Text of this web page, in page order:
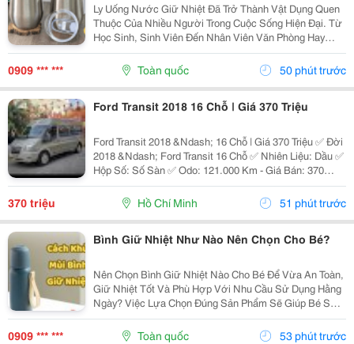
Ly Uống Nước Giữ Nhiệt Đã Trở Thành Vật Dụng Quen
Thuộc Của Nhiều Người Trong Cuộc Sống Hiện Đại. Từ
Học Sinh, Sinh Viên Đến Nhân Viên Văn Phòng Hay
Người Thường Xuyên Di Chuyển Đều Có Thể Sử Dụng
Để Mang Theo Đồ Uống Yêu Thích. Vậy Điều Gì Khiến
0909 *** *** Toàn quốc 50 phút trước
Ford Transit 2018 16 Chỗ | Giá 370 Triệu
Ford Transit 2018 &Ndash; 16 Chỗ | Giá 370 Triệu ✅ Đời
2018 &Ndash; Ford Transit 16 Chỗ ✅ Nhiên Liệu: Dầu ✅
Hộp Số: Số Sàn ✅ Odo: 121.000 Km - Giá Bán: 370
Triệu - Xem Xe: 76/45/14 Đường 19, P. Linh Chiểu, Tp.
370 triệu Hồ Chí Minh 51 phút trước
Bình Giữ Nhiệt Như Nào Nên Chọn Cho Bé?
Nên Chọn Bình Giữ Nhiệt Nào Cho Bé Để Vừa An Toàn,
Giữ Nhiệt Tốt Và Phù Hợp Với Nhu Cầu Sử Dụng Hằng
Ngày? Việc Lựa Chọn Đúng Sản Phẩm Sẽ Giúp Bé Sử
Dụng Thuận Tiện Hơn Và Cha Mẹ Cũng Yên Tâm Hơn.
Cùng Khám Phá 7 Tiêu Chí Quan Trọng Ngay Dưới Đây
0909 *** *** Toàn quốc 53 phút trước